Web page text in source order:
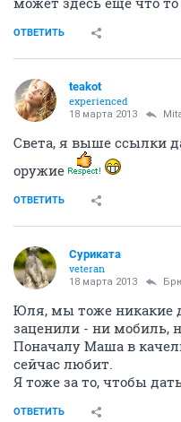
ОТВЕТИТЬ
teakot
experienced
18 марта 2013
Света, я выше ссылки
оружие
ОТВЕТИТЬ
Суриката
veteran
18 марта 2013
Юля, мы тоже никакие
заценили - ни мобиль,
Поначалу Маша в
сейчас любит.
Я тоже за то, чтобы
ОТВЕТИТЬ